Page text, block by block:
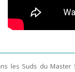
les Suds du Master